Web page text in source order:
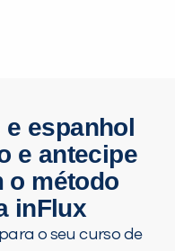
espanhol
e antecipe
o método
inFlux
o seu curso de